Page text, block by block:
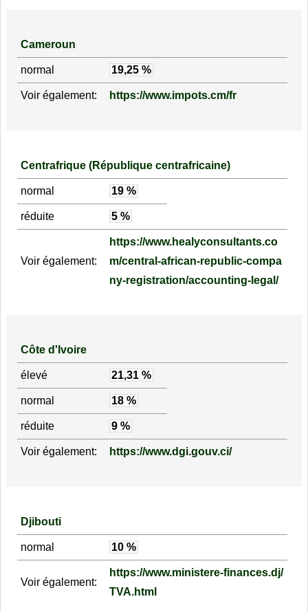
Cameroun
normal 19,25 %
Voir également: https://www.impots.cm/fr
Centrafrique (République centrafricaine)
normal 19 %
réduite 5 %
Voir également:
https://www.healyconsultants.co
m/central-african-republic-compa
ny-registration/accounting-legal/
Côte d'Ivoire
élevé 21,31 %
normal 18 %
réduite 9 %
Voir également: https://www.dgi.gouv.ci/
Djibouti
normal 10 %
Voir également:
https://www.ministere-finances.dj/
TVA.html